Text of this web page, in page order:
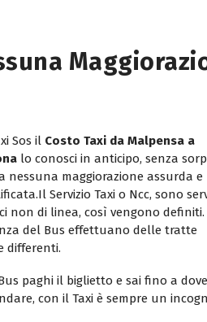
Sos il Costo Taxi da Malpensa a
lo conosci in anticipo, senza
nessuna maggiorazione assurda e
Servizio Taxi o Ncc, sono
non di linea, così vengono definiti.
del Bus effettuano delle tratte
differenti.
paghi il biglietto e sai fino a dove
con il Taxi è sempre un